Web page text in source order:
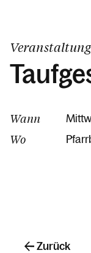
Veranstaltung
Wann
Wo
Zurück